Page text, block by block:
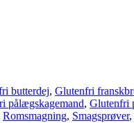
butterdej, Glutenfri
pålægskagemand, Glutenfri
Romsmagning, Smagsprøver,